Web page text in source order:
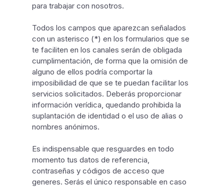
para trabajar con nosotros.
Todos los campos que aparezcan señalados
con un asterisco (*) en los formularios que se
te faciliten en los canales serán de obligada
cumplimentación, de forma que la omisión de
alguno de ellos podría comportar la
imposibilidad de que se te puedan facilitar los
servicios solicitados. Deberás proporcionar
información verídica, quedando prohibida la
suplantación de identidad o el uso de alias o
nombres anónimos.
Es indispensable que resguardes en todo
momento tus datos de referencia,
contraseñas y códigos de acceso que
generes. Serás el único responsable en caso